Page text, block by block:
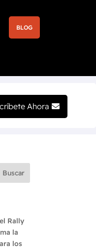
BLOG
a la F1 de Las
Ahora
Buscar
Rally
la
los